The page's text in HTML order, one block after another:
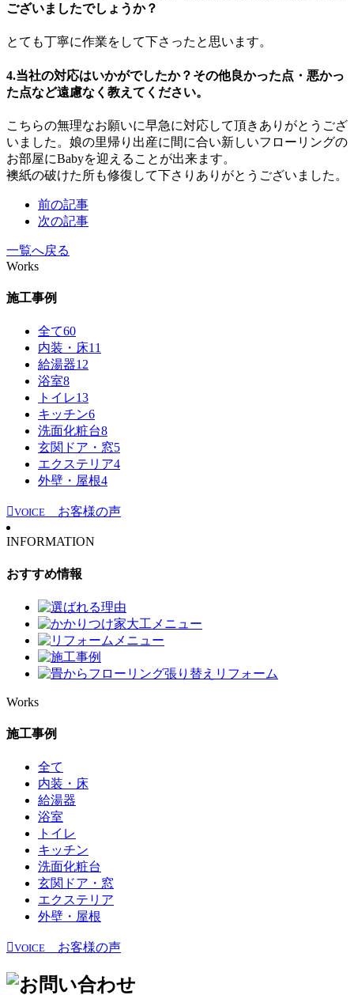
ございましたでしょうか？
とても丁寧に作業をして下さったと思います。
4.当社の対応はいかがでしたか？その他良かった点・悪かっ
た点など遠慮なく教えてください。
こちらの無理なお願いに早急に対応して頂きありがとうござ
いました。娘の里帰り出産に間に合い新しいフローリングの
お部屋にBabyを迎えることが出来ます。
襖紙の破けた所も修復して下さりありがとうございました。
前の記事
次の記事
一覧へ戻る
Works
施工事例
全て60
内装・床11
給湯器12
浴室8
トイレ13
キッチン6
洗面化粧台8
玄関ドア・窓5
エクステリア4
外壁・屋根4
VOICE お客様の声
INFORMATION
おすすめ情報
Works
施工事例
全て
内装・床
給湯器
浴室
トイレ
キッチン
洗面化粧台
玄関ドア・窓
エクステリア
外壁・屋根
VOICE お客様の声